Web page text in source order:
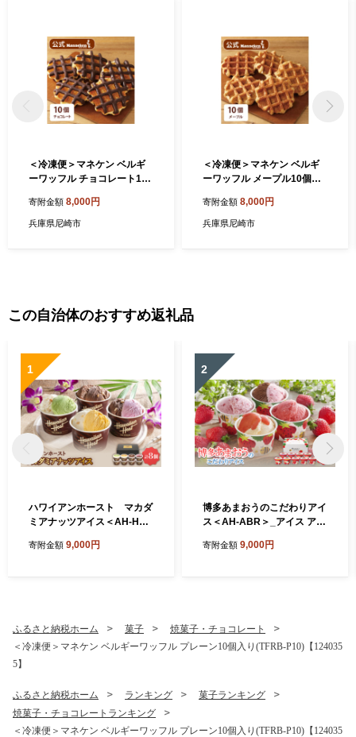
＜冷凍便＞マネケン ベルギ
ーワッフル チョコレート10
56】
寄附金額 8,000円
兵庫県尼崎市
＜冷凍便＞マネケン ベルギ
ーワッフル メープル10個入
寄附金額 8,000円
兵庫県尼崎市
この自治体のおすすめ返礼品
1
ハワイアンホースト マカダ
ミアナッツアイス＜AH-HS
イーツ デザート マカダミア
寄附金額 9,000円
2
博多あまおうのこだわりアイ
ス＜AH-ABR＞_アイス アイ
ト 苺 いちご イチゴ あまおう
寄附金額 9,000円
ふるさと納税ホーム 菓子
焼菓子・チョコレート
＜冷凍便＞マネケン ベルギーワッフル プレーン10個入り(TFRB-P10)【124035
5】
ふるさと納税ホーム ランキング
菓子ランキング
焼菓子・チョコレートランキング
＜冷凍便＞マネケン ベルギーワッフル プレーン10個入り(TFRB-P10)【124035